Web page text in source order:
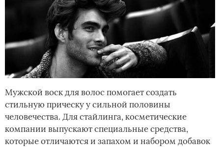
Мужской воск для волос помогает создать
стильную прическу у сильной половины
человечества. Для стайлинга, косметические
компании выпускают специальные средства,
которые отличаются и запахом и набором добавок